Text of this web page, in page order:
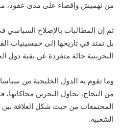
من تهميش وإقصاء على مدى عقود،
ثم إن المطالبات بالإصلاح السياسي
بل تمتد في تاريخها إلى خمسينيات
البحرينية حالة متفردة عن بقية دول
وما تقوم به الدول الخليجية من
من النجاح، تحاول البحرين
المجتمعات من حيث شكل العلاقة
الشعبية.